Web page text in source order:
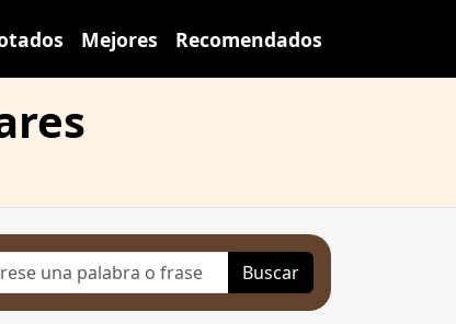
Mejores Recomendados
Buscar